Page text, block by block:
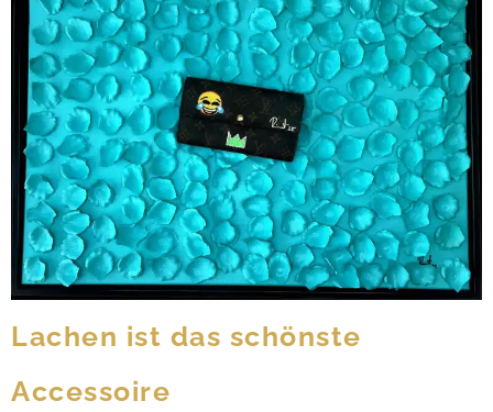
Lachen ist das schönste
Accessoire